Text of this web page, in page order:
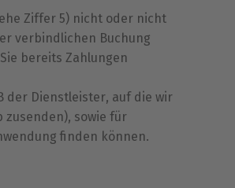
Ziffer 5) nicht oder nicht
verbindlichen Buchung
bereits Zahlungen
der Dienstleister, auf die wir
sowie für
finden können.